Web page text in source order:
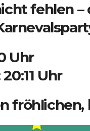
fehlen
Uhr
Uhr
fröhlichen,